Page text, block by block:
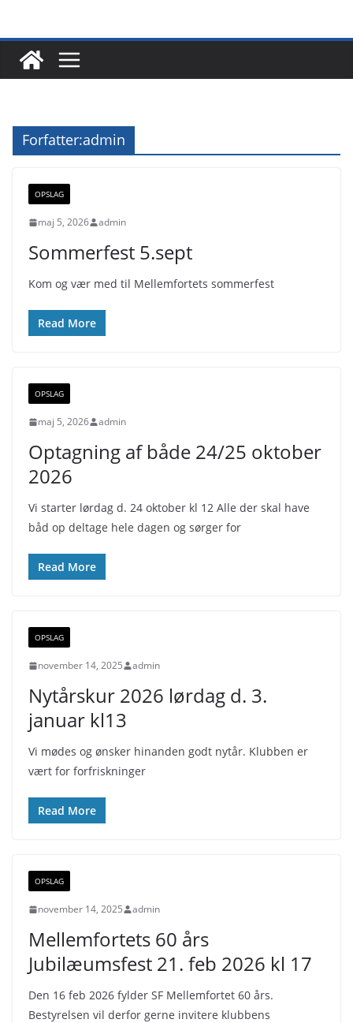
content
Forfatter:admin
OPSLAG
maj 5, 2026 admin
Sommerfest 5.sept
Kom og vær med til Mellemfortets sommerfest
Read More
OPSLAG
maj 5, 2026 admin
Optagning af både 24/25 oktober
2026
Vi starter lørdag d. 24 oktober kl 12 Alle der skal have
båd op deltage hele dagen og sørger for
Read More
OPSLAG
november 14, 2025 admin
Nytårskur 2026 lørdag d. 3.
januar kl13
Vi mødes og ønsker hinanden godt nytår. Klubben er
vært for forfriskninger
Read More
OPSLAG
november 14, 2025 admin
Mellemfortets 60 års
Jubilæumsfest 21. feb 2026 kl 17
Den 16 feb 2026 fylder SF Mellemfortet 60 års.
Bestyrelsen vil derfor gerne invitere klubbens